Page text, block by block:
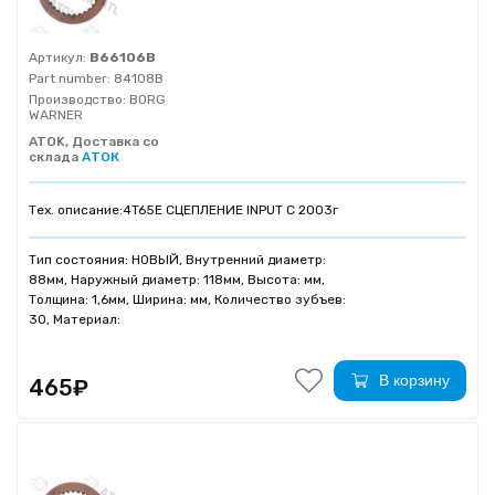
Артикул: B66106B
Part number: 84108B
Производство: BORG
WARNER
ATOK, Доставка со
склада АТОК
Тех. описание:4T65E СЦЕПЛЕНИЕ INPUT С 2003г
Тип состояния: НОВЫЙ, Внутренний диаметр:
88мм, Наружный диаметр: 118мм, Высота: мм,
Толщина: 1,6мм, Ширина: мм, Количество зубъев:
30, Материал:
465₽ В корзину